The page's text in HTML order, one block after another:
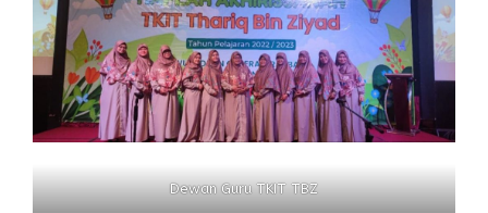
Dewan Guru TKIT TBZ